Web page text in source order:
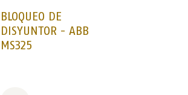
BLOQUEO DE
DISYUNTOR - ABB
MS325